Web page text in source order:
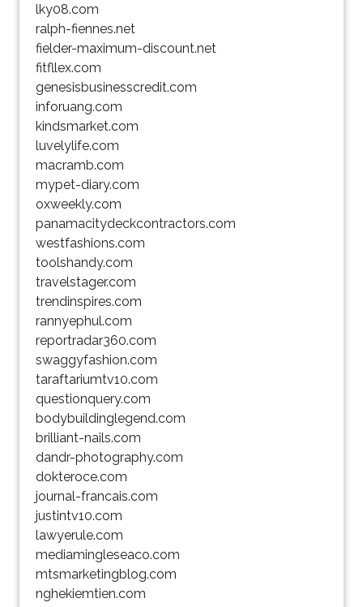
lky08.com
ralph-fiennes.net
fielder-maximum-discount.net
fitfllex.com
genesisbusinesscredit.com
inforuang.com
kindsmarket.com
luvelylife.com
macramb.com
mypet-diary.com
oxweekly.com
panamacitydeckcontractors.com
westfashions.com
toolshandy.com
travelstager.com
trendinspires.com
rannyephul.com
reportradar360.com
swaggyfashion.com
taraftariumtv10.com
questionquery.com
bodybuildinglegend.com
brilliant-nails.com
dandr-photography.com
dokteroce.com
journal-francais.com
justintv10.com
lawyerule.com
mediamingleseaco.com
mtsmarketingblog.com
nghekiemtien.com